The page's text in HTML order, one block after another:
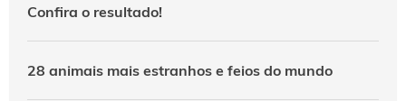
Confira o resultado!
28 animais mais estranhos e feios do mundo